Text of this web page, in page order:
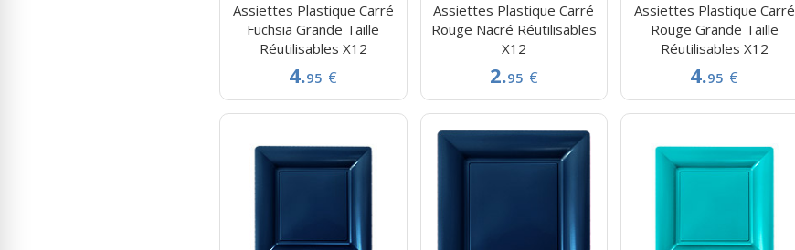
Assiettes Plastique Carré
Fuchsia Grande Taille
Réutilisables X12
4.95 €
Assiettes Plastique Carré
Rouge Nacré Réutilisables
X12
2.95 €
Assiettes Plastique Carré
Rouge Grande Taille
Réutilisables X12
4.95 €